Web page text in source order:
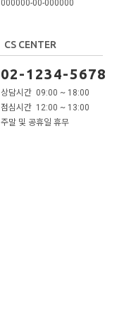
000000-00-000000
CS CENTER
02-1234-5678
상담시간 09:00 ~ 18:00
점심시간 12:00 ~ 13:00
주말 및 공휴일 휴무